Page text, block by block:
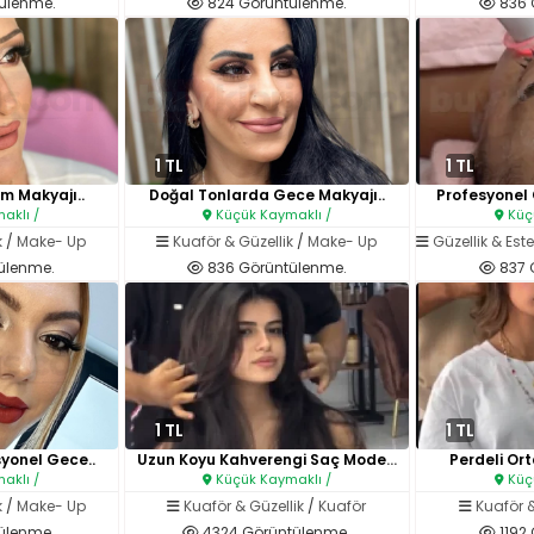
Makyajı..
/
/ Make- Up
1 TL
Doğal Tonlarda Gece Makyajı..
Küçük Kaymaklı /
Kuaför & Güzellik /Make- Up
836 Görüntülenme.
1 TL
Profesyonel
Güzellik &
837
Gece..
/
/ Make- Up
1 TL
Uzun Koyu Kahverengi Saç Model..
Küçük Kaymaklı /
Kuaför & Güzellik /Kuaför
1 TL
Perdeli
Kuaför